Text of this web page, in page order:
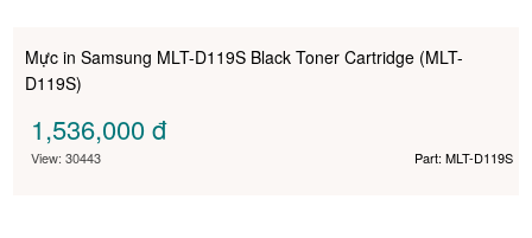
Mực in Samsung MLT-D119S Black Toner Cartridge (MLT-
D119S)
1,536,000đ
View: 30443 Part: MLT-D119S